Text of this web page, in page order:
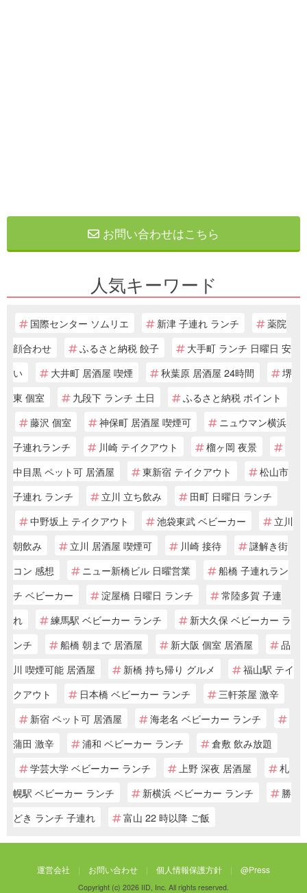
お問い合わせはこちら
人気キーワード
国際センター ソムリエ 新津 子連れ ランチ
薬院
顔合わせ
ふるさと納税 餃子
大手町 ランチ 日曜日 安
い
大井町 居酒屋 喫煙 秋葉原 居酒屋 24時間
堺
東 個室
九段下 ランチ 土日
ふるさと納税 ポイント
藤沢 個室
神保町 居酒屋 喫煙可
ニュウマン横浜
子連れランチ
川崎 テイクアウト
榴ヶ岡 夜景
中目黒 ペット可 居酒屋
東新宿 テイクアウト
松山市
子連れ ランチ
立川 立ち飲み
田町 日曜日 ランチ
中野坂上 テイクアウト
池袋東武 ベビーカー
立川
朝飲み
立川 居酒屋 喫煙可 川崎 接待
謎解き街
コン 感想
ニュー新橋ビル 日曜営業
船橋 子連れラン
チ ベビーカー
淀屋橋 日曜日 ランチ
常陸多賀 子連
れ
練馬駅 ベビーカー ランチ
新大久保 ベビーカー ラ
ンチ
船橋 朝まで 居酒屋 新大阪 個室 居酒屋
品
川 喫煙可能 居酒屋
新橋 持ち帰り グルメ
福山駅 テイ
クアウト
日本橋 ベビーカー ランチ
三軒茶屋 激辛
新宿 ペット可 居酒屋
海老名 ベビーカー ランチ
蒲田 激辛
浦和 ベビーカー ランチ
倉敷 飲み放題
学芸大学 ベビーカー ランチ
上野 深夜 居酒屋
札
幌駅 ベビーカー ランチ
新横浜 ベビーカー ランチ
勝
どき ランチ 子連れ
富山 22 時以降 ご飯
運営会社 お問い合わせ 個人情報保護方針 @Press
Copyright (c) 2026 IID, Inc. All rights reserved.